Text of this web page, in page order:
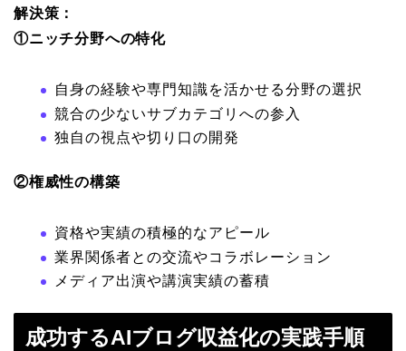
解決策：
①ニッチ分野への特化
自身の経験や専門知識を活かせる分野の選択
競合の少ないサブカテゴリへの参入
独自の視点や切り口の開発
②権威性の構築
資格や実績の積極的なアピール
業界関係者との交流やコラボレーション
メディア出演や講演実績の蓄積
成功するAIブログ収益化の実践手順